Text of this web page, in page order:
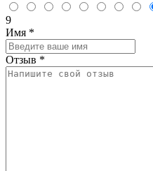
9
Имя *
Отзыв *